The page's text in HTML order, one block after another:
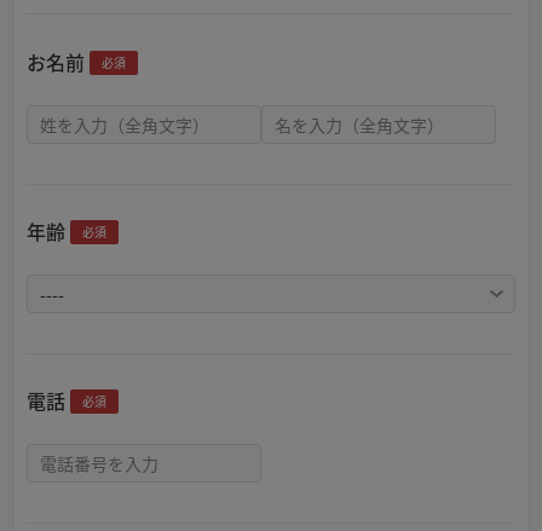
お名前 必須
年齢 必須
電話 必須